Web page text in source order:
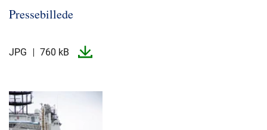
Pressebillede
JPG 760 kB